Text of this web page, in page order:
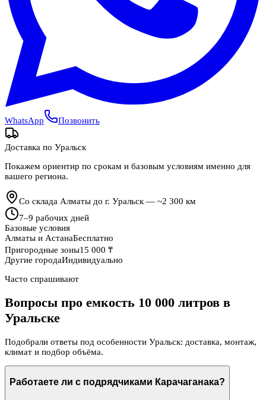
WhatsApp Позвонить
Доставка по Уральск
Покажем ориентир по срокам и базовым условиям именно для
вашего региона.
Со склада Алматы до г. Уральск — ~2 300 км
7–9 рабочих дней
Базовые условия
Алматы и АстанаБесплатно
Пригородные зоны15 000 ₸
Другие городаИндивидуально
Часто спрашивают
Вопросы про емкость 10 000 литров в
Уральске
Подобрали ответы под особенности Уральск: доставка, монтаж,
климат и подбор объёма.
Работаете ли с подрядчиками Карачаганака?